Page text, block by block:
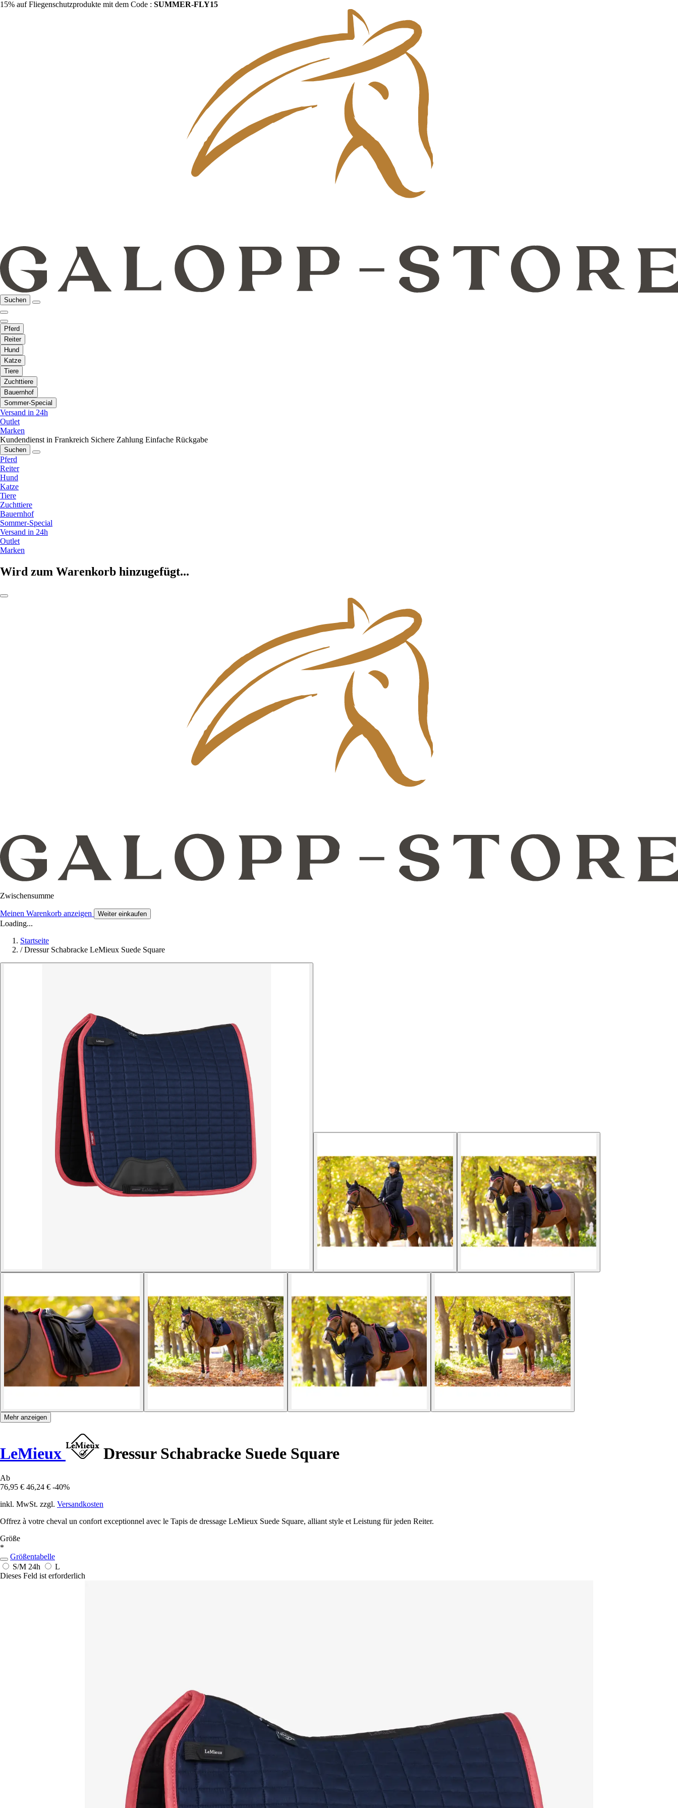
15% auf Fliegenschutzprodukte mit dem Code : SUMMER-FLY15
Suchen
Pferd
Reiter
Hund
Katze
Tiere
Zuchttiere
Bauernhof
Sommer-Special
Versand in 24h
Outlet
Marken
Kundendienst in Frankreich Sichere Zahlung Einfache Rückgabe
Suchen
Pferd
Reiter
Hund
Katze
Tiere
Zuchttiere
Bauernhof
Sommer-Special
Versand in 24h
Outlet
Marken
Wird zum Warenkorb hinzugefügt...
Zwischensumme
Meinen Warenkorb anzeigen Weiter einkaufen
Loading...
Startseite
/ Dressur Schabracke LeMieux Suede Square
Mehr anzeigen
LeMieux Dressur Schabracke Suede Square
Ab
76,95 € 46,24 € -40%
inkl. MwSt. zzgl. Versandkosten
Offrez à votre cheval un confort exceptionnel avec le Tapis de dressage LeMieux Suede Square, alliant style et Leistung für jeden Reiter.
Größe
*
Größentabelle
S/M 24h
L
Dieses Feld ist erforderlich